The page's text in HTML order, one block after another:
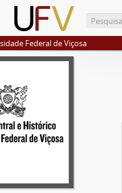
Federal de Viçosa